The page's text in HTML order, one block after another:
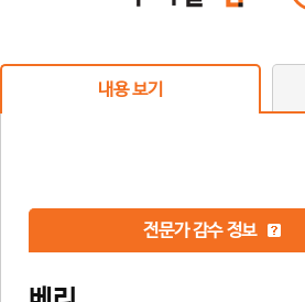
내용 보기
전문가 감수 정보